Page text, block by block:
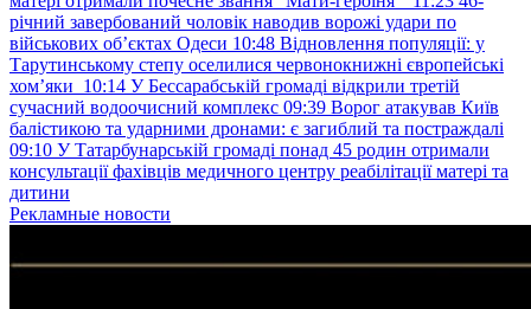
річний завербований чоловік наводив ворожі удари по
військових обʼєктах Одеси 10:48 Відновлення популяції: у
Тарутинському степу оселилися червонокнижні європейські
хом’яки 10:14 У Бессарабській громаді відкрили третій
сучасний водоочисний комплекс 09:39 Ворог атакував Київ
балістикою та ударними дронами: є загиблий та постраждалі
09:10 У Татарбунарській громаді понад 45 родин отримали
консультації фахівців медичного центру реабілітації матері та
дитини
Рекламные новости